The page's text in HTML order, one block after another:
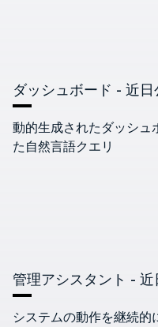
ダッシュボード - 近日
動的生成されたダッシュ
た自然言語クエリ
管理アシスタント - 近
システムの動作を継続的